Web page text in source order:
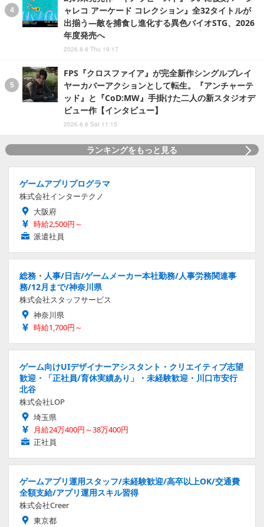
ャレコ アーケード コレクション』全32タイトルが
出揃う―敵を捕食し進化する異色バイオSTG、2026
年度発売へ
2026.8.6 Thu 19:17
FPS『クロスファイア』が完全新作シングルプレイ
ヤーカバーアクションとして転生。『アンチャーテ
ッド』と『CoD:MW』手掛けた二人の新スタジオデ
ビュー作【インタビュー】
2026.6.6 Sat 11:15
ランキングをもっと見る
ゲームアプリプログラマ
株式会社インターテクノ
大阪府
時給2,500円～
派遣社員
総務・人事/日吉/ゲームメーカー本社勤務/人事労務関連事
務/12月まで/神奈川県
株式会社スタッフサービス
神奈川県
時給1,700円～
ゲーム向けUIデザイナーアシスタント・クリエイティブ志望
歓迎・「正社員/育休実績あり」・未経験歓迎・川口市安行
北谷
株式会社LOP
埼玉県
月給24万400円～38万400円
正社員
ゲームアプリ運用スタッフ/未経験歓迎/高卒以上OK/交通費
全額支給/アプリ運用スキル習得
株式会社Creer
東京都